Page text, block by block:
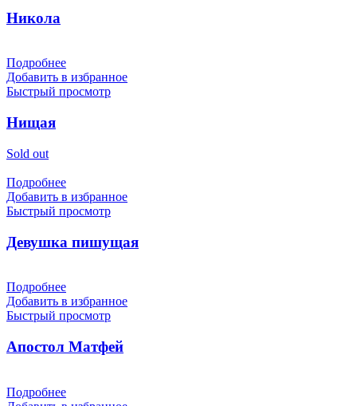
Никола
Подробнее
Добавить в избранное
Быстрый просмотр
Нищая
Sold out
Подробнее
Добавить в избранное
Быстрый просмотр
Девушка пишущая
Подробнее
Добавить в избранное
Быстрый просмотр
Апостол Матфей
Подробнее